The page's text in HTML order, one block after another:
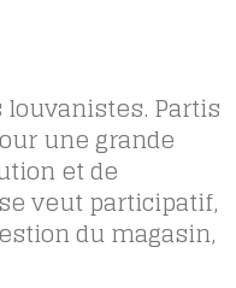
louvanistes. Partis
une grande
et de
veut participatif,
du magasin,